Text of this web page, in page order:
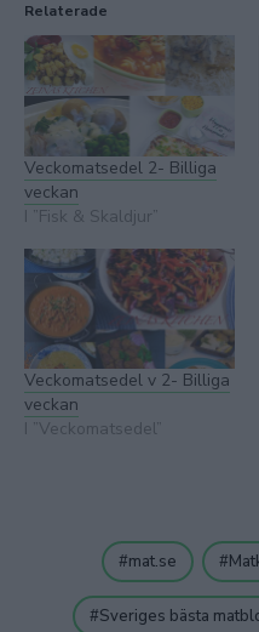
Relaterade
Veckomatsedel 2- Billiga
veckan
I ”Fisk & Skaldjur”
Veckomatsedel v 2- Billiga
veckan
I ”Veckomatsedel”
mat.se
Sveriges bästa